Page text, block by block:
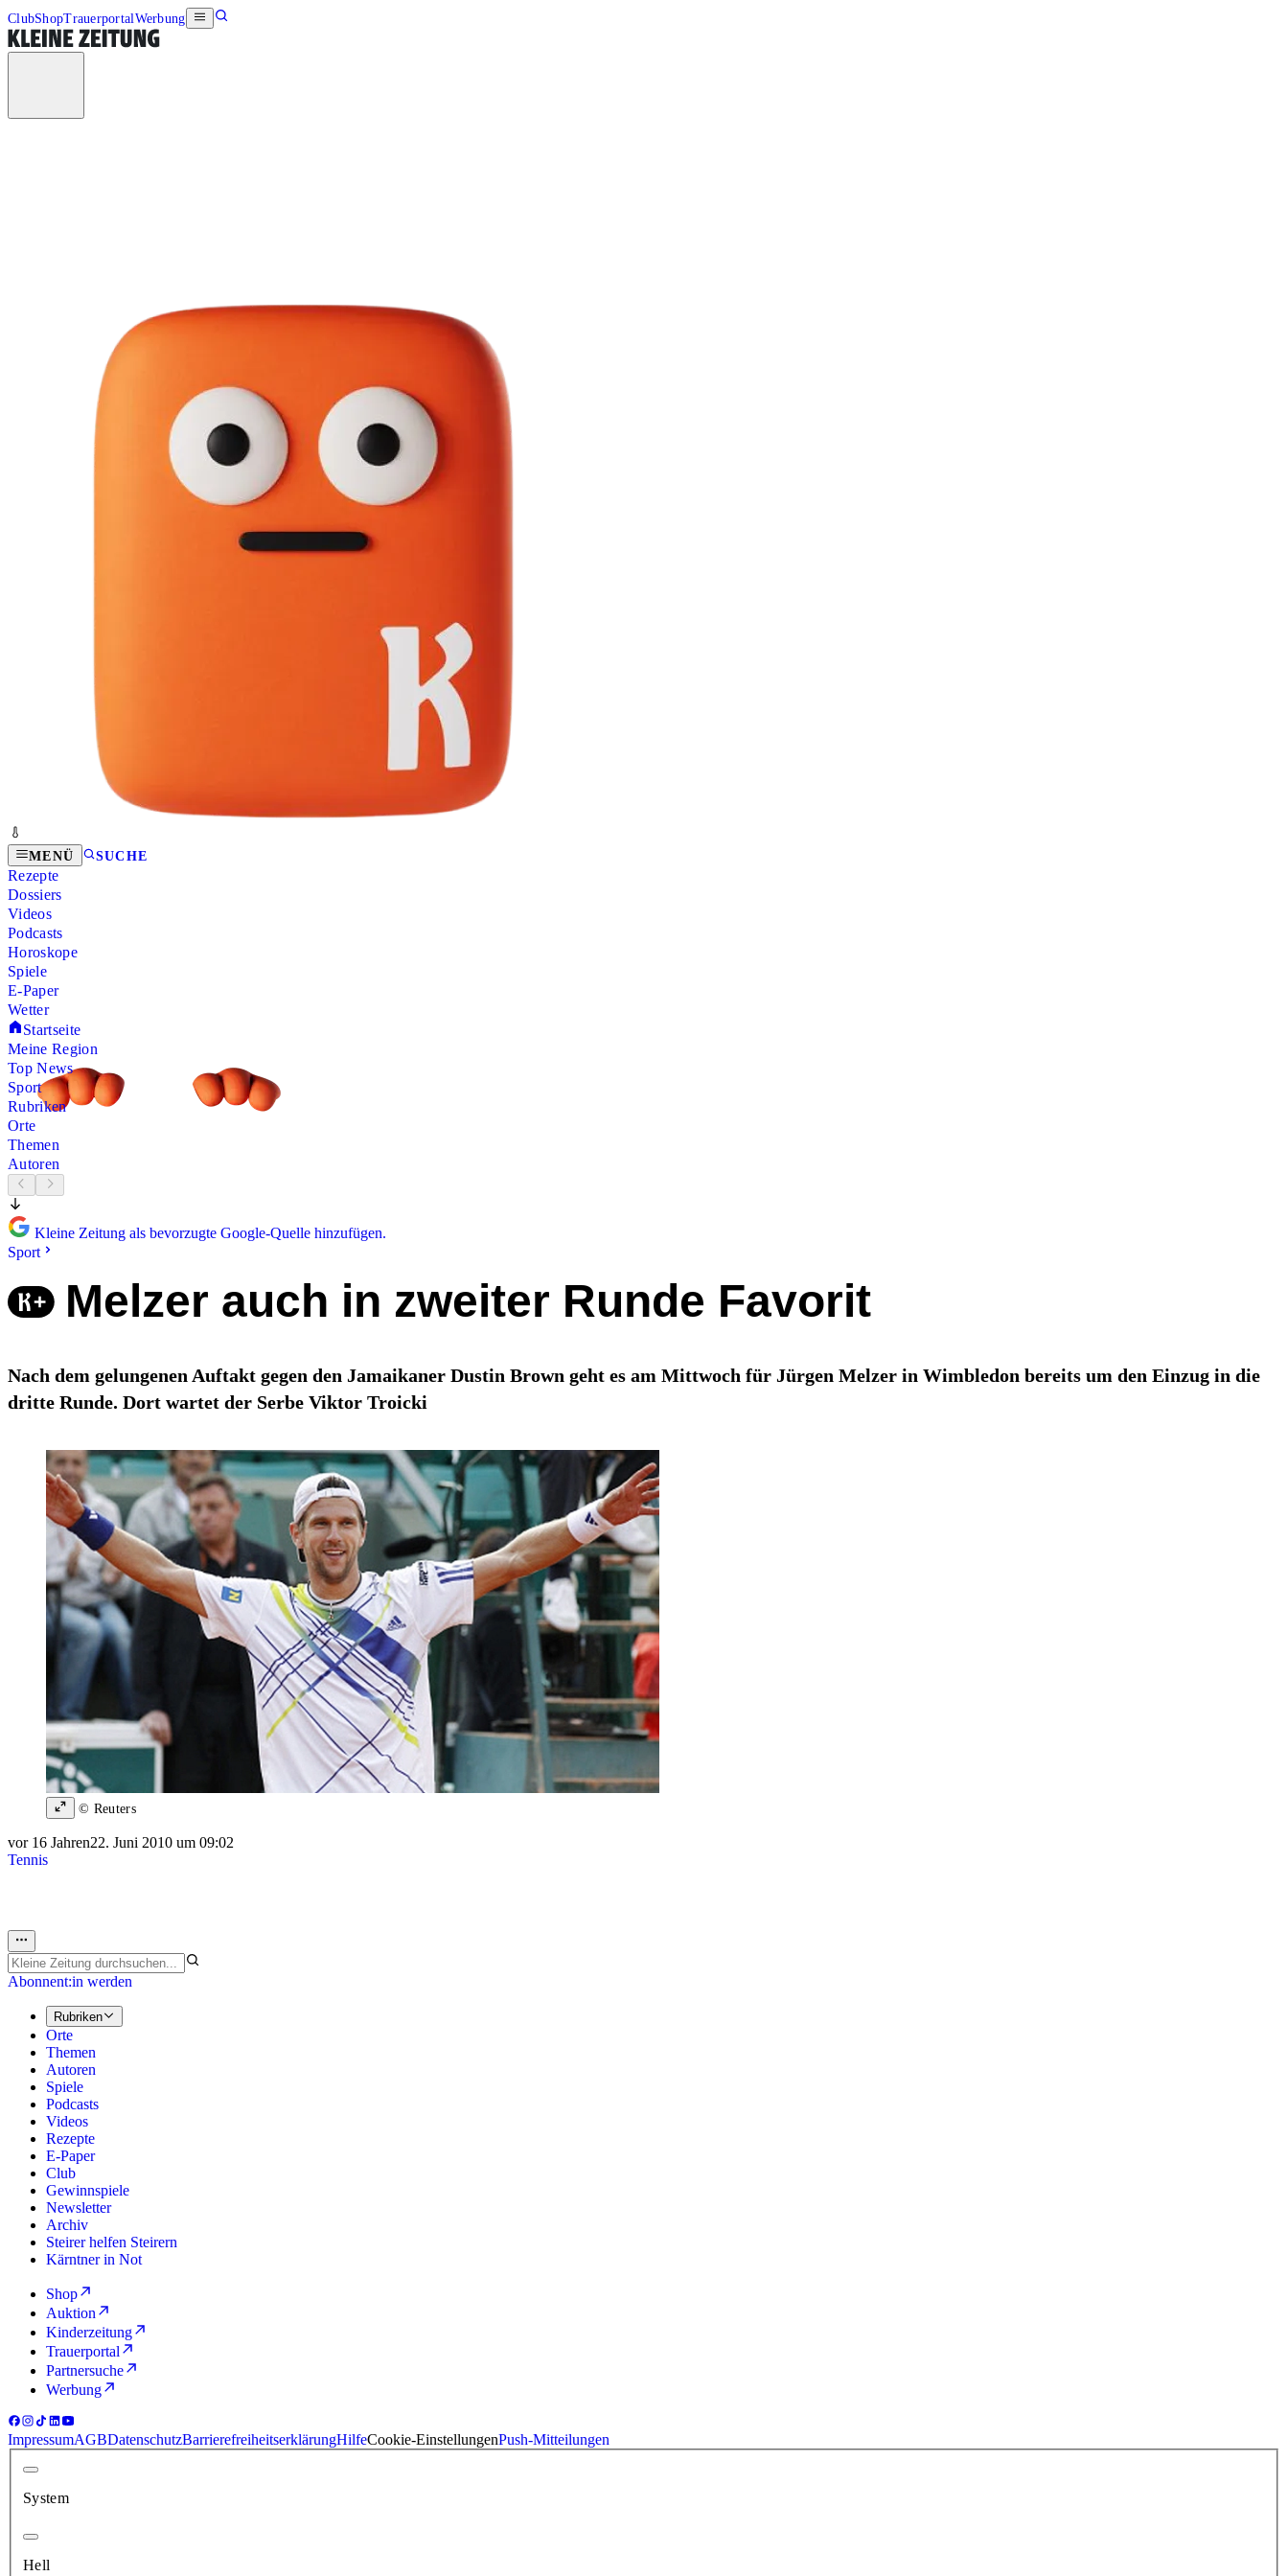
ClubShopTrauerportalWerbung
MENÜ SUCHE
Rezepte
Dossiers
Videos
Podcasts
Horoskope
Spiele
E-Paper
Wetter
Startseite
Meine Region
Top News
Sport
Rubriken
Orte
Themen
Autoren
Kleine Zeitung als bevorzugte Google-Quelle hinzufügen.
Sport
Melzer auch in zweiter Runde Favorit
Nach dem gelungenen Auftakt gegen den Jamaikaner Dustin Brown geht es am Mittwoch für Jürgen Melzer in Wimbledon bereits um den Einzug in die
dritte Runde. Dort wartet der Serbe Viktor Troicki
© Reuters
vor 16 Jahren22. Juni 2010 um 09:02
Tennis
Abonnent:in werden
Rubriken
Orte
Themen
Autoren
Spiele
Podcasts
Videos
Rezepte
E-Paper
Club
Gewinnspiele
Newsletter
Archiv
Steirer helfen Steirern
Kärntner in Not
Shop
Auktion
Kinderzeitung
Trauerportal
Partnersuche
Werbung
ImpressumAGBDatenschutzBarrierefreiheitserklärungHilfeCookie-EinstellungenPush-Mitteilungen
System
Hell